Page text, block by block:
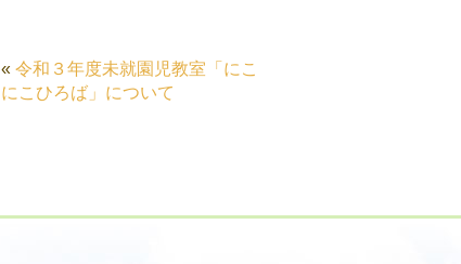
« 令和３年度未就園児教室「にこ
にこひろば」について